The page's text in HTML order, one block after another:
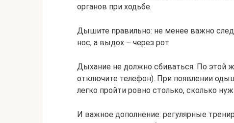
органов при ходьбе.
Дышите правильно: не менее важно
нос, а выдох – через рот
Дыхание не должно сбиваться. По этой
отключите телефон). При появлении
легко пройти ровно столько, сколько
И важное дополнение: регулярные